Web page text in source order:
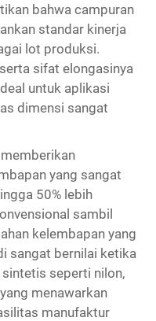
bahwa campuran
standar kinerja
lot produksi.
sifat elongasinya
untuk aplikasi
dimensi sangat
yang sangat
50% lebih
sambil
kelembapan yang
sangat bernilai ketika
seperti nilon,
menawarkan
manufaktur